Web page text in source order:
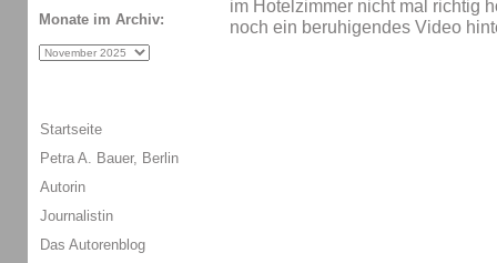
im Hotelzimmer nicht mal richtig
noch ein beruhigendes Video
Monate im Archiv:
Startseite
Petra A. Bauer, Berlin
Autorin
Journalistin
Das Autorenblog